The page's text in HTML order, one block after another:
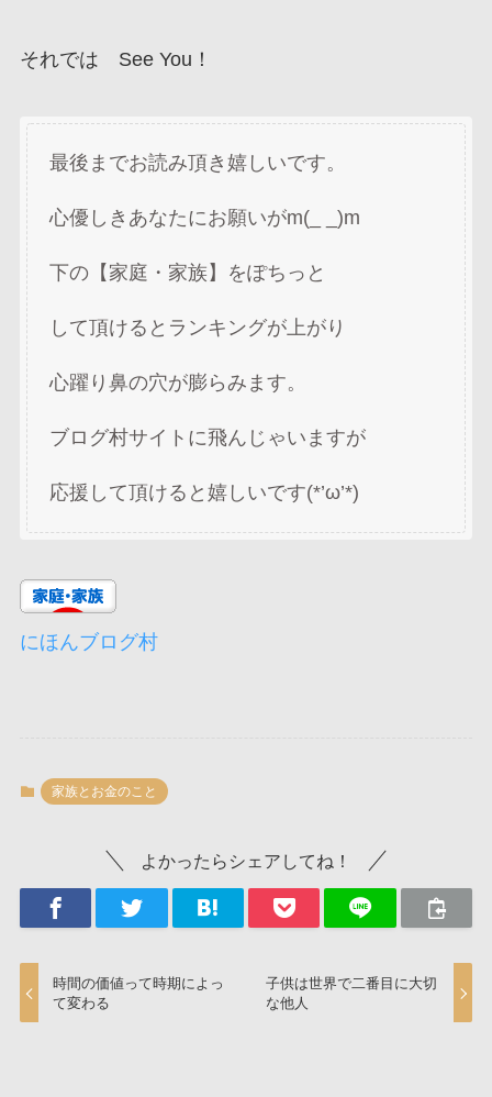
それでは See You！
最後までお読み頂き嬉しいです。
心優しきあなたにお願いがm(_ _)m
下の【家庭・家族】をぽちっと
して頂けるとランキングが上がり
心躍り鼻の穴が膨らみます。
ブログ村サイトに飛んじゃいますが
応援して頂けると嬉しいです(*’ω’*)
にほんブログ村
家族とお金のこと
よかったらシェアしてね！
時間の価値って時期によっ
て変わる
子供は世界で二番目に大切
な他人